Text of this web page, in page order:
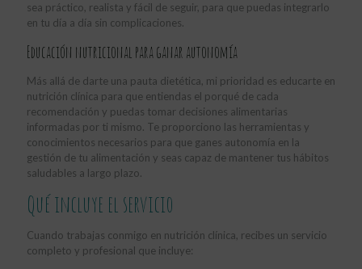
sea práctico, realista y fácil de seguir, para que puedas integrarlo
en tu día a día sin complicaciones.
Educación nutricional para ganar autonomía
Más allá de darte una pauta dietética, mi prioridad es educarte en
nutrición clínica para que entiendas el porqué de cada
recomendación y puedas tomar decisiones alimentarias
informadas por ti mismo. Te proporciono las herramientas y
conocimientos necesarios para que ganes autonomía en la
gestión de tu alimentación y seas capaz de mantener tus hábitos
saludables a largo plazo.
Qué incluye el servicio
Cuando trabajas conmigo en nutrición clínica, recibes un servicio
completo y profesional que incluye: